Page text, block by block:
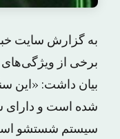
به گزارش سایت
برخی از
بیان داشت: «این
شده است و دارای
سیستم شستشو